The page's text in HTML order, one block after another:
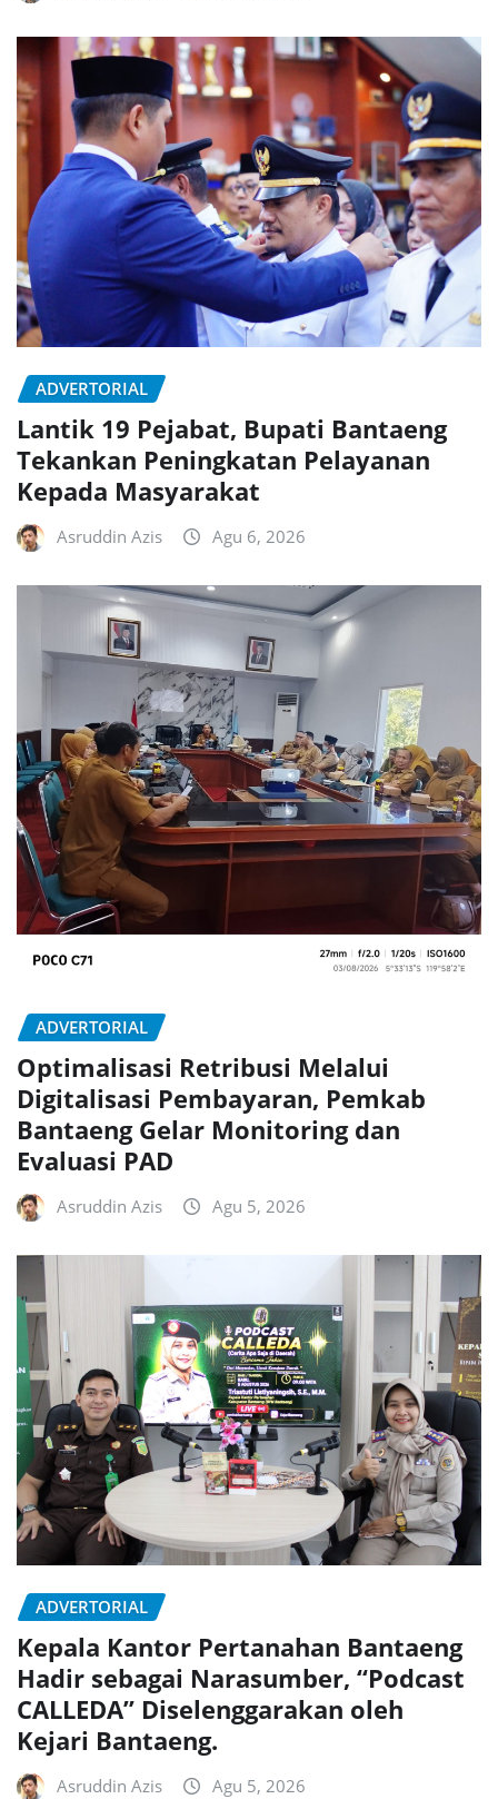
ADVERTORIAL
Lantik 19 Pejabat, Bupati Bantaeng
Tekankan Peningkatan Pelayanan
Kepada Masyarakat
Asruddin Azis Agu 6, 2026
ADVERTORIAL
Optimalisasi Retribusi Melalui
Digitalisasi Pembayaran, Pemkab
Bantaeng Gelar Monitoring dan
Evaluasi PAD
Asruddin Azis Agu 5, 2026
ADVERTORIAL
Kepala Kantor Pertanahan Bantaeng
Hadir sebagai Narasumber, “Podcast
CALLEDA” Diselenggarakan oleh
Kejari Bantaeng.
Asruddin Azis Agu 5, 2026